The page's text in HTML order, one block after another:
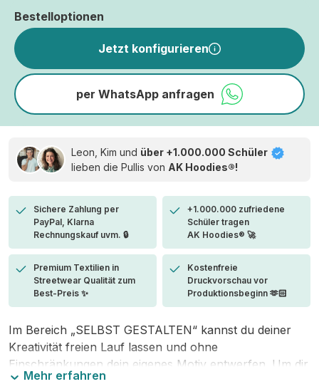
Bestelloptionen
Jetzt konfigurieren
per WhatsApp anfragen
Leon, Kim und über +1.000.000 Schüler
lieben die Pullis von AK Hoodies®!
Sichere Zahlung per
PayPal, Klarna
Rechnungskauf uvm. 🔒
+1.000.000 zufriedene
Schüler tragen
AK Hoodies® 🚀
Premium Textilien in
Streetwear Qualität zum
Best-Preis ✨
Kostenfreie
Druckvorschau vor
Produktionsbeginn 🫶🏻
Im Bereich „SELBST GESTALTEN“ kannst du deiner
Kreativität freien Lauf lassen und ohne
Einschränkungen dein eigenes Motiv entwerfen. Um dir
Mehr erfahren